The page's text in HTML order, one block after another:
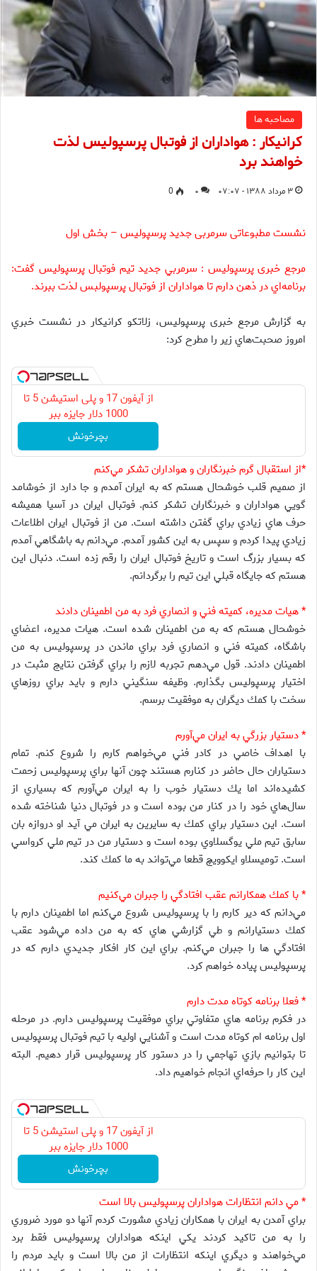
مصاحبه ها
کرانیکار : هواداران از فوتبال پرسپولیس لذت
خواهند برد
۳ مرداد ۱۳۸۸ - ۰۷:۰۷ ۰ 0
نشست مطبوعاتی سرمربی جدید پرسپولیس – بخش اول
مرجع خبری پرسپولیس : سرمربي جديد تيم فوتبال پرسپوليس گفت:
برنامه‌اي در ذهن دارم تا هواداران از فوتبال پرسپولبس لذت ببرند.
به گزارش مرجع خبری پرسپولیس، زلاتكو كرانيكار در نشست خبري
امروز صحبت‌هاي زير را مطرح كرد:
از آیفون 17 و پلی استیشن 5 تا
1000 دلار جایزه ببر
بچرخونش
*از استقبال گرم خبرنگاران و هواداران تشكر مي‌كنم
از صميم قلب خوشحال هستم كه به ايران آمدم و جا دارد از خوشامد
گويي هواداران و خبرنگاران تشكر كنم. فوتبال ايران در آسيا هميشه
حرف هاي زيادي براي گفتن داشته است. من از فوتبال ايران اطلاعات
زيادي پيدا كردم و سپس به اين كشور آمدم. مي‌دانم به باشگاهي آمدم
كه بسيار بزرگ است و تاريخ فوتبال ايران را رقم زده است. دنبال اين
هستم كه جايگاه قبلي اين تيم را برگردانم.
* هيات مديره، كميته فني و انصاري فرد به من اطمينان دادند
خوشحال هستم كه به من اطمينان شده است. هيات مديره، اعضاي
باشگاه، كميته فني و انصاري فرد براي ماندن در پرسپوليس به من
اطمينان دادند. قول مي‌دهم تجربه لازم را براي گرفتن نتايج مثبت در
اختيار پرسپوليس بگذارم. وظيفه سنگيني دارم و بايد براي روزهاي
سخت با كمك ديگران به موفقيت برسم.
* دستيار بزرگي به ايران مي‌آورم
با اهداف خاصي در كادر فني مي‌خواهم كارم را شروع كنم. تمام
دستياران حال حاضر در كنارم هستند چون آنها براي پرسپوليس زحمت
كشيده‌اند اما يك دستيار خوب را به ايران مي‌آورم كه بسياري از
سال‌هاي خود را در كنار من بوده است و در فوتبال دنيا شناخته شده
است. اين دستيار براي كمك به سايرين به ايران مي آيد او دروازه بان
سابق تيم ملي يوگسلاوي بوده است و دستيار من در تيم ملي كرواسي
است. توميسلاو ايكوويچ قطعا مي‌تواند به ما كمك كند.
* با كمك همكارانم عقب افتادگي را جبران مي‌كنيم
مي‌دانم كه دير كارم را با پرسپوليس شروع مي‌كنم اما اطمينان دارم با
كمك دستيارانم و طي گزارشي هاي كه به من داده مي‌شود عقب
افتادگي ها را جبران مي‌كنم. براي اين كار افكار جديدي دارم كه در
پرسپوليس پياده خواهم كرد.
* فعلا برنامه كوتاه مدت دارم
در فكرم برنامه هاي متفاوتي براي موفقيت پرسپوليس دارم. در مرحله
اول برنامه ام كوتاه مدت است و آشنايي اوليه با تيم فوتبال پرسپوليس
تا بتوانيم بازي تهاجمي را در دستور كار پرسپوليس قرار دهيم. البته
اين كار را حرفه‌اي انجام خواهيم داد.
از آیفون 17 و پلی استیشن 5 تا
1000 دلار جایزه ببر
بچرخونش
* مي دانم انتظارات هواداران پرسپوليس بالا است
براي آمدن به ايران با همكاران زيادي مشورت كردم آنها دو مورد ضروري
را به من تاكيد كردند يكي اينكه هواداران پرسپوليس فقط برد
مي‌خواهند و ديگري اينكه انتظارات از من بالا است و بايد مردم را